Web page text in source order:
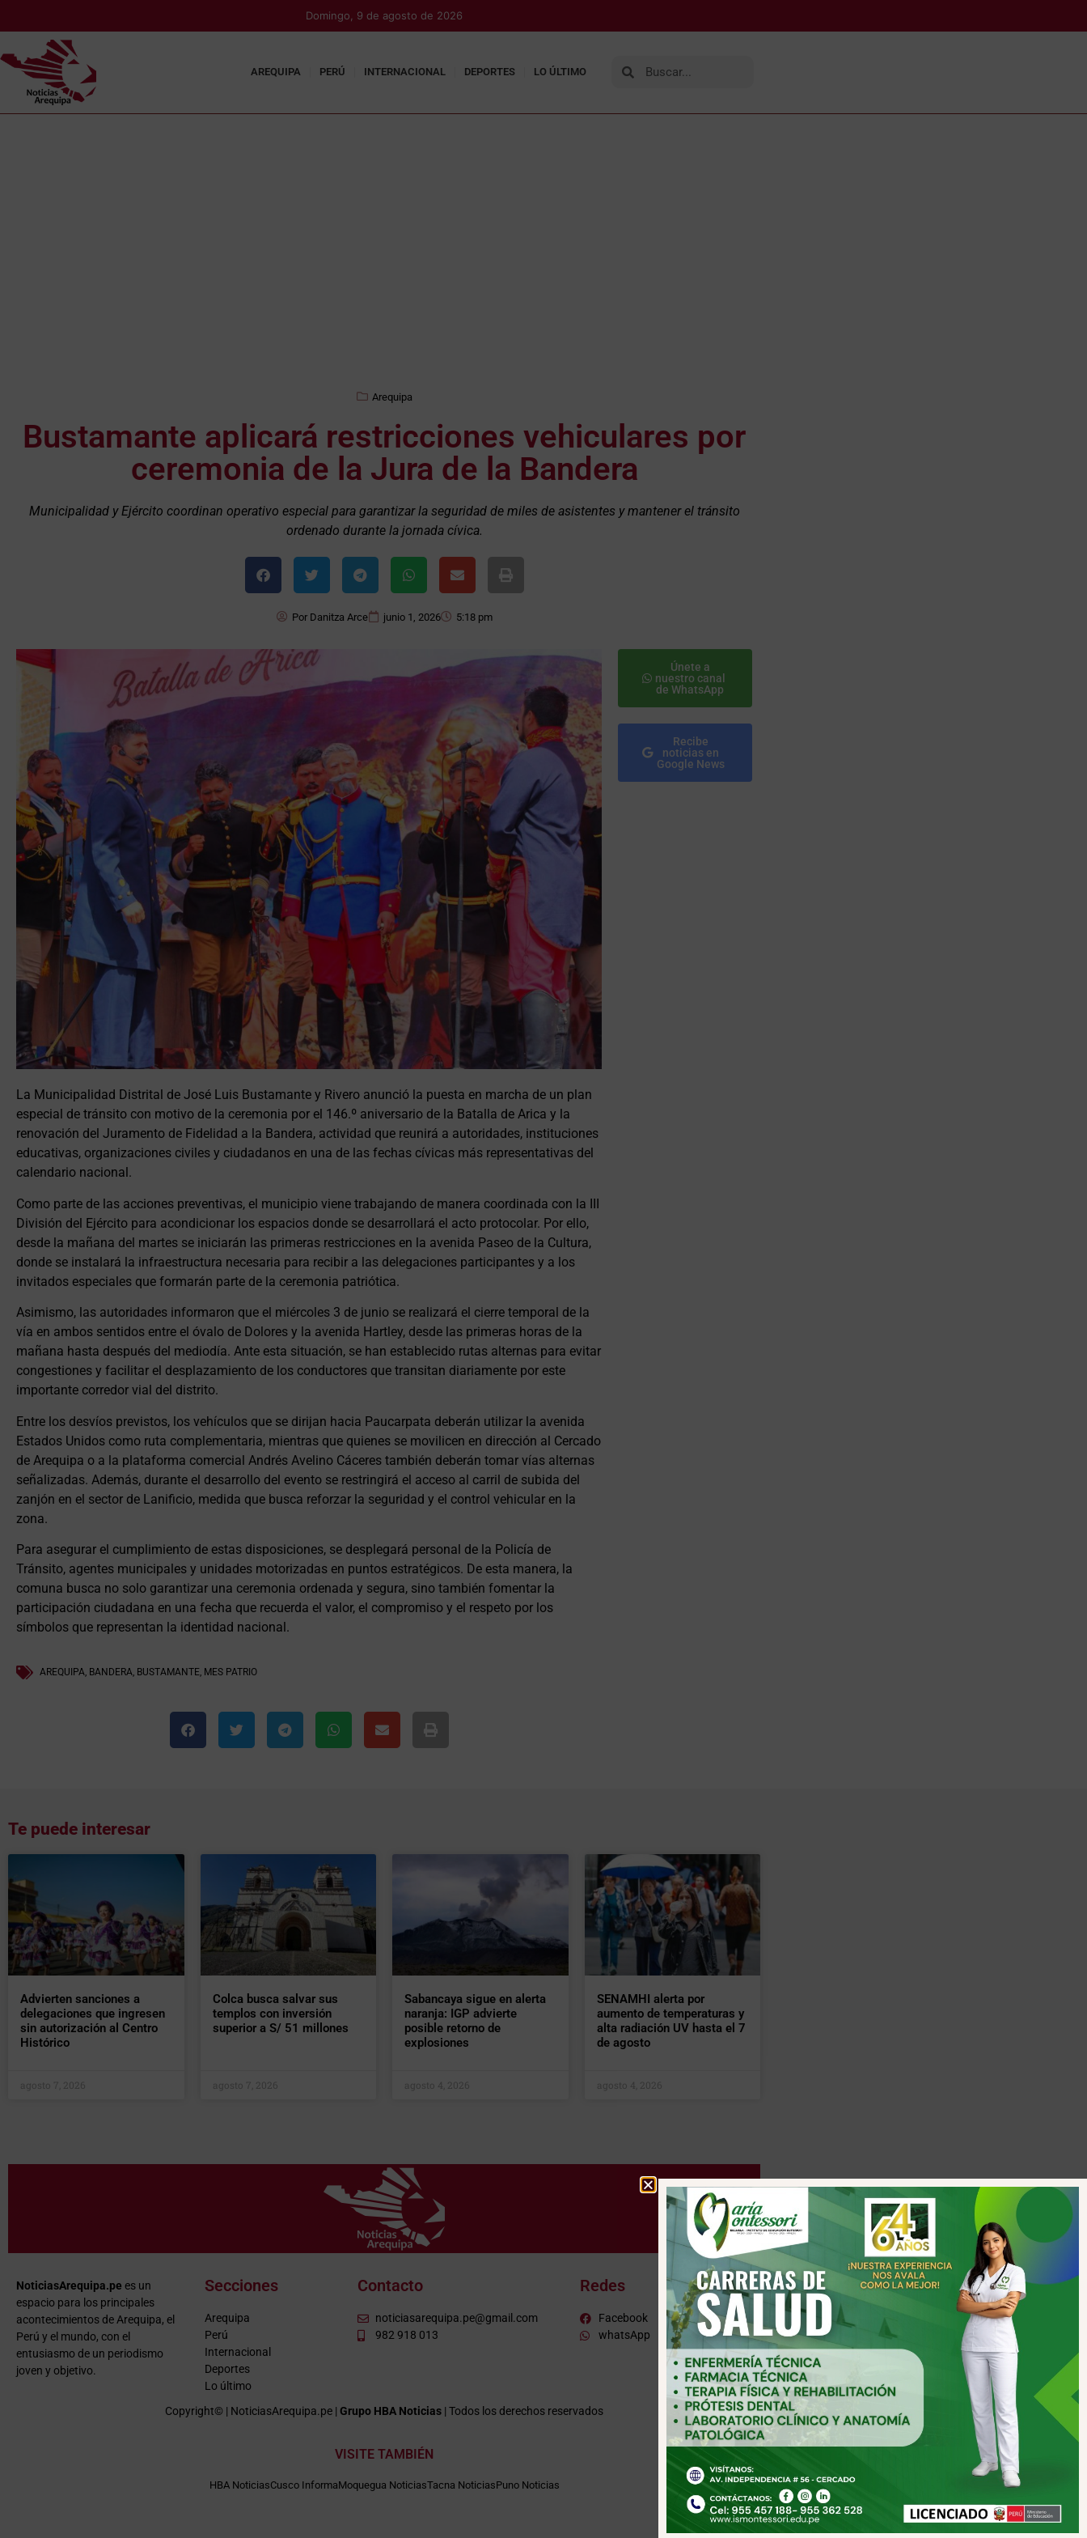
Domingo, 9 de agosto de 2026
AREQUIPA PERÚ INTERNACIONAL DEPORTES LO ÚLTIMO
Arequipa
Bustamante aplicará restricciones vehiculares por
ceremonia de la Jura de la Bandera
Municipalidad y Ejército coordinan operativo especial para garantizar la seguridad de miles de asistentes y mantener el tránsito
ordenado durante la jornada cívica.
PorDanitza Arce junio 1, 2026 5:18 pm
La Municipalidad Distrital de José Luis Bustamante y Rivero anunció la puesta en marcha de un plan
especial de tránsito con motivo de la ceremonia por el 146.º aniversario de la Batalla de Arica y la
renovación del Juramento de Fidelidad a la Bandera, actividad que reunirá a autoridades, instituciones
educativas, organizaciones civiles y ciudadanos en una de las fechas cívicas más representativas del
calendario nacional.
Como parte de las acciones preventivas, el municipio viene trabajando de manera coordinada con la III
División del Ejército para acondicionar los espacios donde se desarrollará el acto protocolar. Por ello,
desde la mañana del martes se iniciarán las primeras restricciones en la avenida Paseo de la Cultura,
donde se instalará la infraestructura necesaria para recibir a las delegaciones participantes y a los
invitados especiales que formarán parte de la ceremonia patriótica.
Asimismo, las autoridades informaron que el miércoles 3 de junio se realizará el cierre temporal de la
vía en ambos sentidos entre el óvalo de Dolores y la avenida Hartley, desde las primeras horas de la
mañana hasta después del mediodía. Ante esta situación, se han establecido rutas alternas para evitar
congestiones y facilitar el desplazamiento de los conductores que transitan diariamente por este
importante corredor vial del distrito.
Entre los desvíos previstos, los vehículos que se dirijan hacia Paucarpata deberán utilizar la avenida
Estados Unidos como ruta complementaria, mientras que quienes se movilicen en dirección al Cercado
de Arequipa o a la plataforma comercial Andrés Avelino Cáceres también deberán tomar vías alternas
señalizadas. Además, durante el desarrollo del evento se restringirá el acceso al carril de subida del
zanjón en el sector de Lanificio, medida que busca reforzar la seguridad y el control vehicular en la
zona.
Para asegurar el cumplimiento de estas disposiciones, se desplegará personal de la Policía de
Tránsito, agentes municipales y unidades motorizadas en puntos estratégicos. De esta manera, la
comuna busca no solo garantizar una ceremonia ordenada y segura, sino también fomentar la
participación ciudadana en una fecha que recuerda el valor, el compromiso y el respeto por los
símbolos que representan la identidad nacional.
AREQUIPA, BANDERA, BUSTAMANTE, MES PATRIO
Únete a
nuestro canal
de WhatsApp
Recibe
noticias en
Google News
Te puede interesar
Advierten sanciones a
delegaciones que ingresen
sin autorización al Centro
Histórico
agosto 7, 2026
Colca busca salvar sus
templos con inversión
superior a S/ 51 millones
agosto 7, 2026
Sabancaya sigue en alerta
naranja: IGP advierte
posible retorno de
explosiones
agosto 4, 2026
SENAMHI alerta por
aumento de temperaturas y
alta radiación UV hasta el 7
de agosto
agosto 4, 2026
NoticiasArequipa.pe es un
espacio para los principales
acontecimientos de Arequipa, el
Perú y el mundo, con el
entusiasmo de un periodismo
joven y objetivo.
Secciones
Arequipa
Perú
Internacional
Deportes
Lo último
Contacto
noticiasarequipa.pe@gmail.com
982 918 013
Redes
Facebook
whatsApp
Copyright© | NoticiasArequipa.pe | Grupo HBA Noticias | Todos los derechos reservados
VISITE TAMBIÉN
HBA NoticiasCusco InformaMoquegua NoticiasTacna NoticiasPuno Noticias